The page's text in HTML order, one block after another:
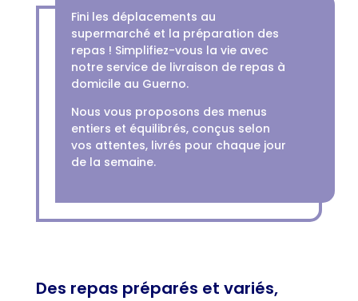
Fini les déplacements au
supermarché et la préparation des
repas ! Simplifiez-vous la vie avec
notre service de livraison de repas à
domicile au Guerno.
Nous vous proposons des menus
entiers et équilibrés, conçus selon
vos attentes, livrés pour chaque jour
de la semaine.
Des repas préparés et variés,